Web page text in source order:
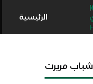
الرئيسية
شباب مريرت